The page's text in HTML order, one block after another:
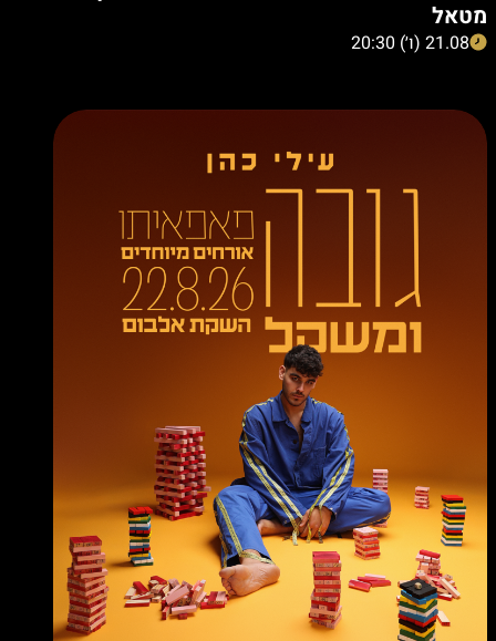
מטאל
21.08 (ו׳) 20:30